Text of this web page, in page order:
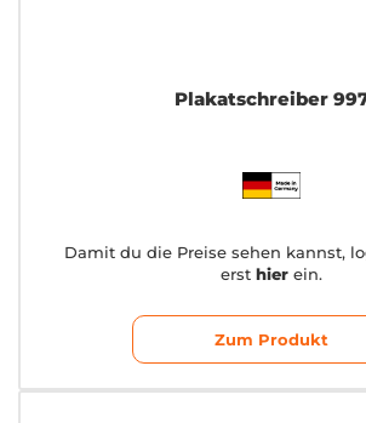
Plakatschreiber
Damit du die Preise sehen kannst,
erst hier ein.
Zum Produkt